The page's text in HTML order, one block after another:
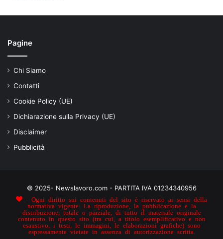
Pagine
Chi Siamo
Contatti
Cookie Policy (UE)
Dichiarazione sulla Privacy (UE)
Disclaimer
Pubblicità
© 2025- Newslavoro.com - PARTITA IVA 01234340956
- Ogni diritto sui contenuti del sito è riservato ai sensi della
normativa vigente. La riproduzione, la pubblicazione e la
distribuzione, totale o parziale, di tutto il materiale originale
contenuto in questo sito (tra cui, a titolo esemplificativo e non
esaustivo, i testi, le immagini, le elaborazioni grafiche) sono
espressamente vietate in assenza di autorizzazione scritta.